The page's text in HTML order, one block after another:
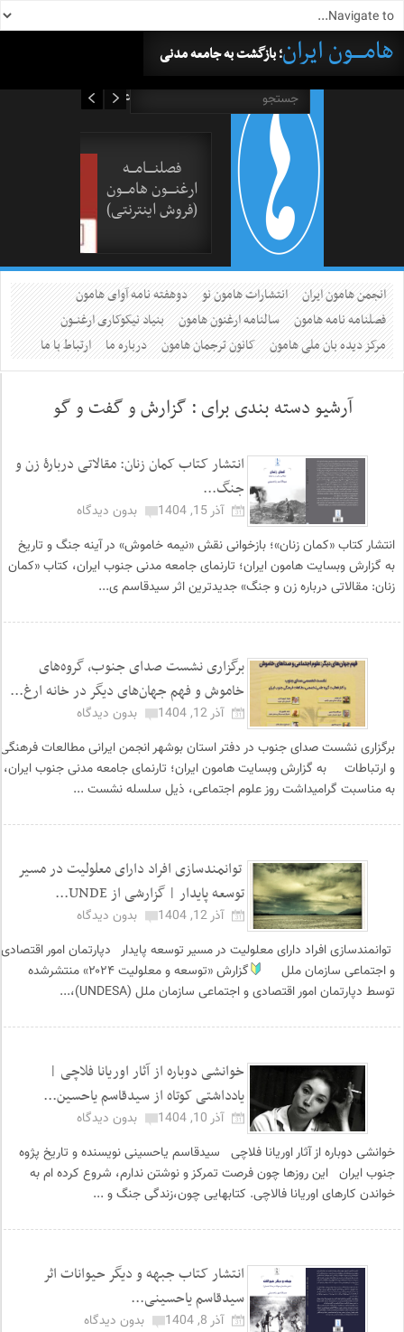
هامــــون ایران؛ بازگشت به جامعه مدنی
فصلنــــامـــه
ارغنــــون هامـــون
(فروش اینترنتی)
انجمن هامون ایران انتشارات هامون نو
دوهفته نامه آوای هامون
فصلنامه نامه هامون
سالنامه ارغنون هامون
بنیاد نیکوکاری ارغنــون
مرکز دیده بان ملی هامون
کانون ترجمان هامون درباره ما ارتباط با ما
آرشیو دسته بندی برای : گزارش و گفت و گو
انتشار کتاب کمان زنان: مقالاتی دربارۀ زن و
جنگ...
آذر 15, 1404
بدون دیدگاه
انتشار کتاب «کمان زنان»؛ بازخوانی نقش «نیمه خاموش» در آینه جنگ و تاریخ
به گزارش وبسایت هامون ایران؛ تارنمای جامعه مدنی جنوب ایران، کتاب «کمان
زنان: مقالاتی درباره زن و جنگ» جدیدترین اثر سیدقاسم ی...
برگزاری نشست صدای جنوب، گروه‌های
خاموش و فهم جهان‌های دیگر در خانه ارغ...
آذر 12, 1404
بدون دیدگاه
برگزاری نشست صدای جنوب در دفتر استان بوشهر انجمن ایرانی مطالعات فرهنگی
و ارتباطات به گزارش وبسایت هامون ایران؛ تارنمای جامعه مدنی جنوب ایران،
به مناسبت گرامیداشت روز علوم اجتماعی، ذیل سلسله نشست ...
توانمندسازی افراد دارای معلولیت در مسیر
توسعه پایدار | گزارشی از UNDE...
آذر 12, 1404
بدون دیدگاه
توانمندسازی افراد دارای معلولیت در مسیر توسعه پایدار دپارتمان امور اقتصادی
و اجتماعی سازمان ملل
گزارش «توسعه و معلولیت ۲۰۲۴» منتشرشده
توسط دپارتمان امور اقتصادی و اجتماعی سازمان ملل (UNDESA)،...
خوانشی دوباره از آثار اوریانا فلاچی |
یادداشتی کوتاه از سیدقاسم یاحسین...
آذر 10, 1404
بدون دیدگاه
خوانشی دوباره از آثار اوریانا فلاچی سیدقاسم یاحسینی نویسنده و تاریخ پژوه
جنوب ایران این روزها چون فرصت تمرکز و نوشتن ندارم، شروع کرده ام به
خواندن کارهای اوریانا فالاچی. کتابهایی چون،زندگی جنگ و ...
انتشار کتاب جبهه و دیگر حیوانات اثر
سیدقاسم یاحسینی...
آذر 8, 1404
بدون دیدگاه